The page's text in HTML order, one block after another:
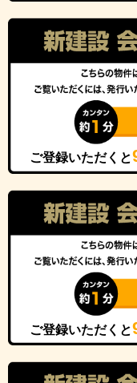
ご登録いただくと
ご登録いただくと